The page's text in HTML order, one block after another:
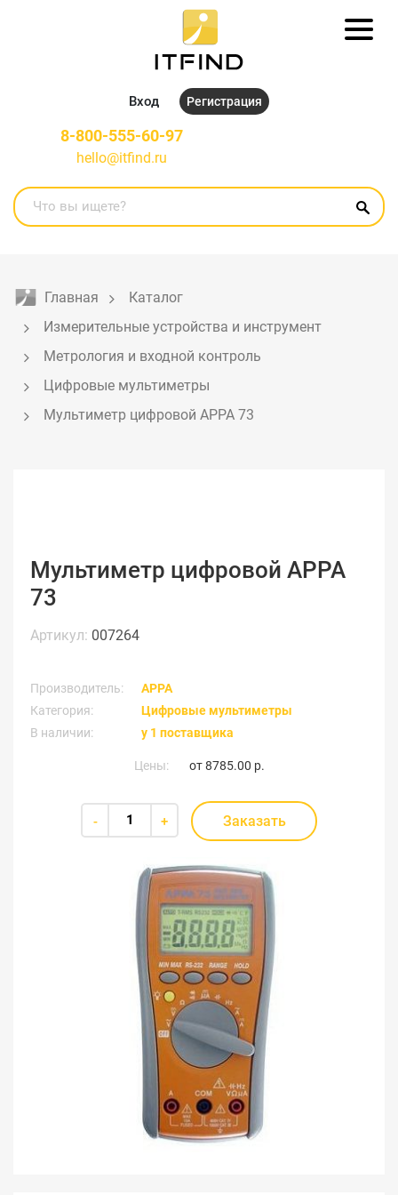
Вход Регистрация
8-800-555-60-97
hello@itfind.ru
Главная
Каталог
Измерительные устройства и инструмент
Метрология и входной контроль
Цифровые мультиметры
Мультиметр цифровой APPA 73
Мультиметр цифровой APPA
73
Артикул: 007264
Производитель:
APPA
Категория:
Цифровые мультиметры
В наличии:
у 1 поставщика
Цены: от8785.00 р.
- + Заказать